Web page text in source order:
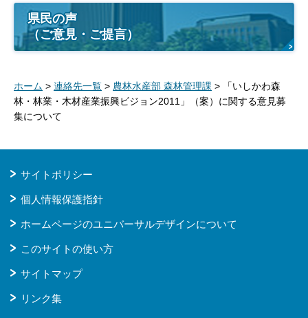
県民の声
（ご意見・ご提言）
ホーム > 連絡先一覧 > 農林水産部 森林管理課 > 「いしかわ森
林・林業・木材産業振興ビジョン2011」（案）に関する意見募
集について
サイトポリシー
個人情報保護指針
ホームページのユニバーサルデザインについて
このサイトの使い方
サイトマップ
リンク集